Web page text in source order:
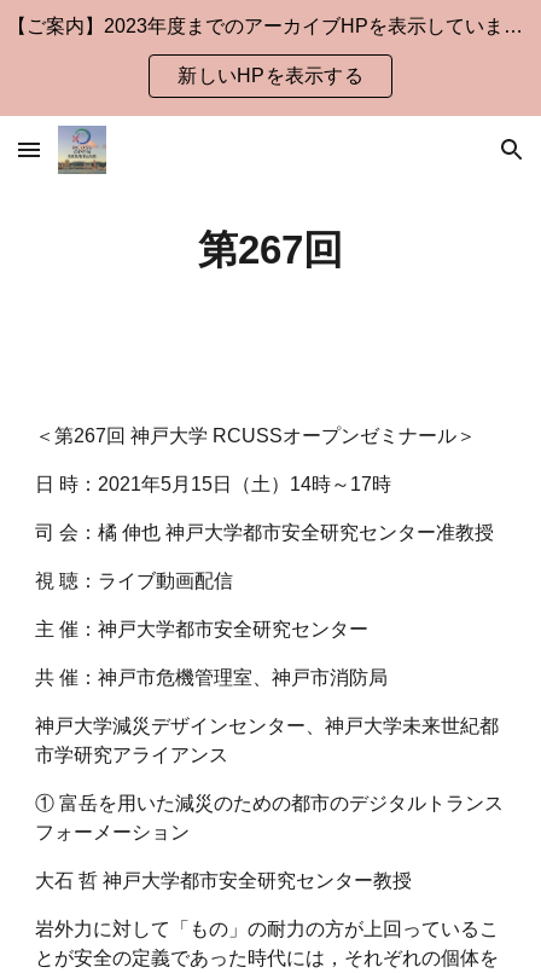
【ご案内】2023年度までのアーカイブHPを表示しています。
新しいHPを表示する
第267回
＜第267回 神戸大学 RCUSSオープンゼミナール＞
日 時：2021年5月15日（土）14時～17時
司 会：橘 伸也 神戸大学都市安全研究センター准教授
視 聴：ライブ動画配信
主 催：神戸大学都市安全研究センター
共 催：神戸市危機管理室、神戸市消防局
神戸大学減災デザインセンター、神戸大学未来世紀都
市学研究アライアンス
① 富岳を用いた減災のための都市のデジタルトランス
フォーメーション
大石 哲 神戸大学都市安全研究センター教授
岩外力に対して「もの」の耐力の方が上回っているこ
とが安全の定義であった時代には，それぞれの個体を